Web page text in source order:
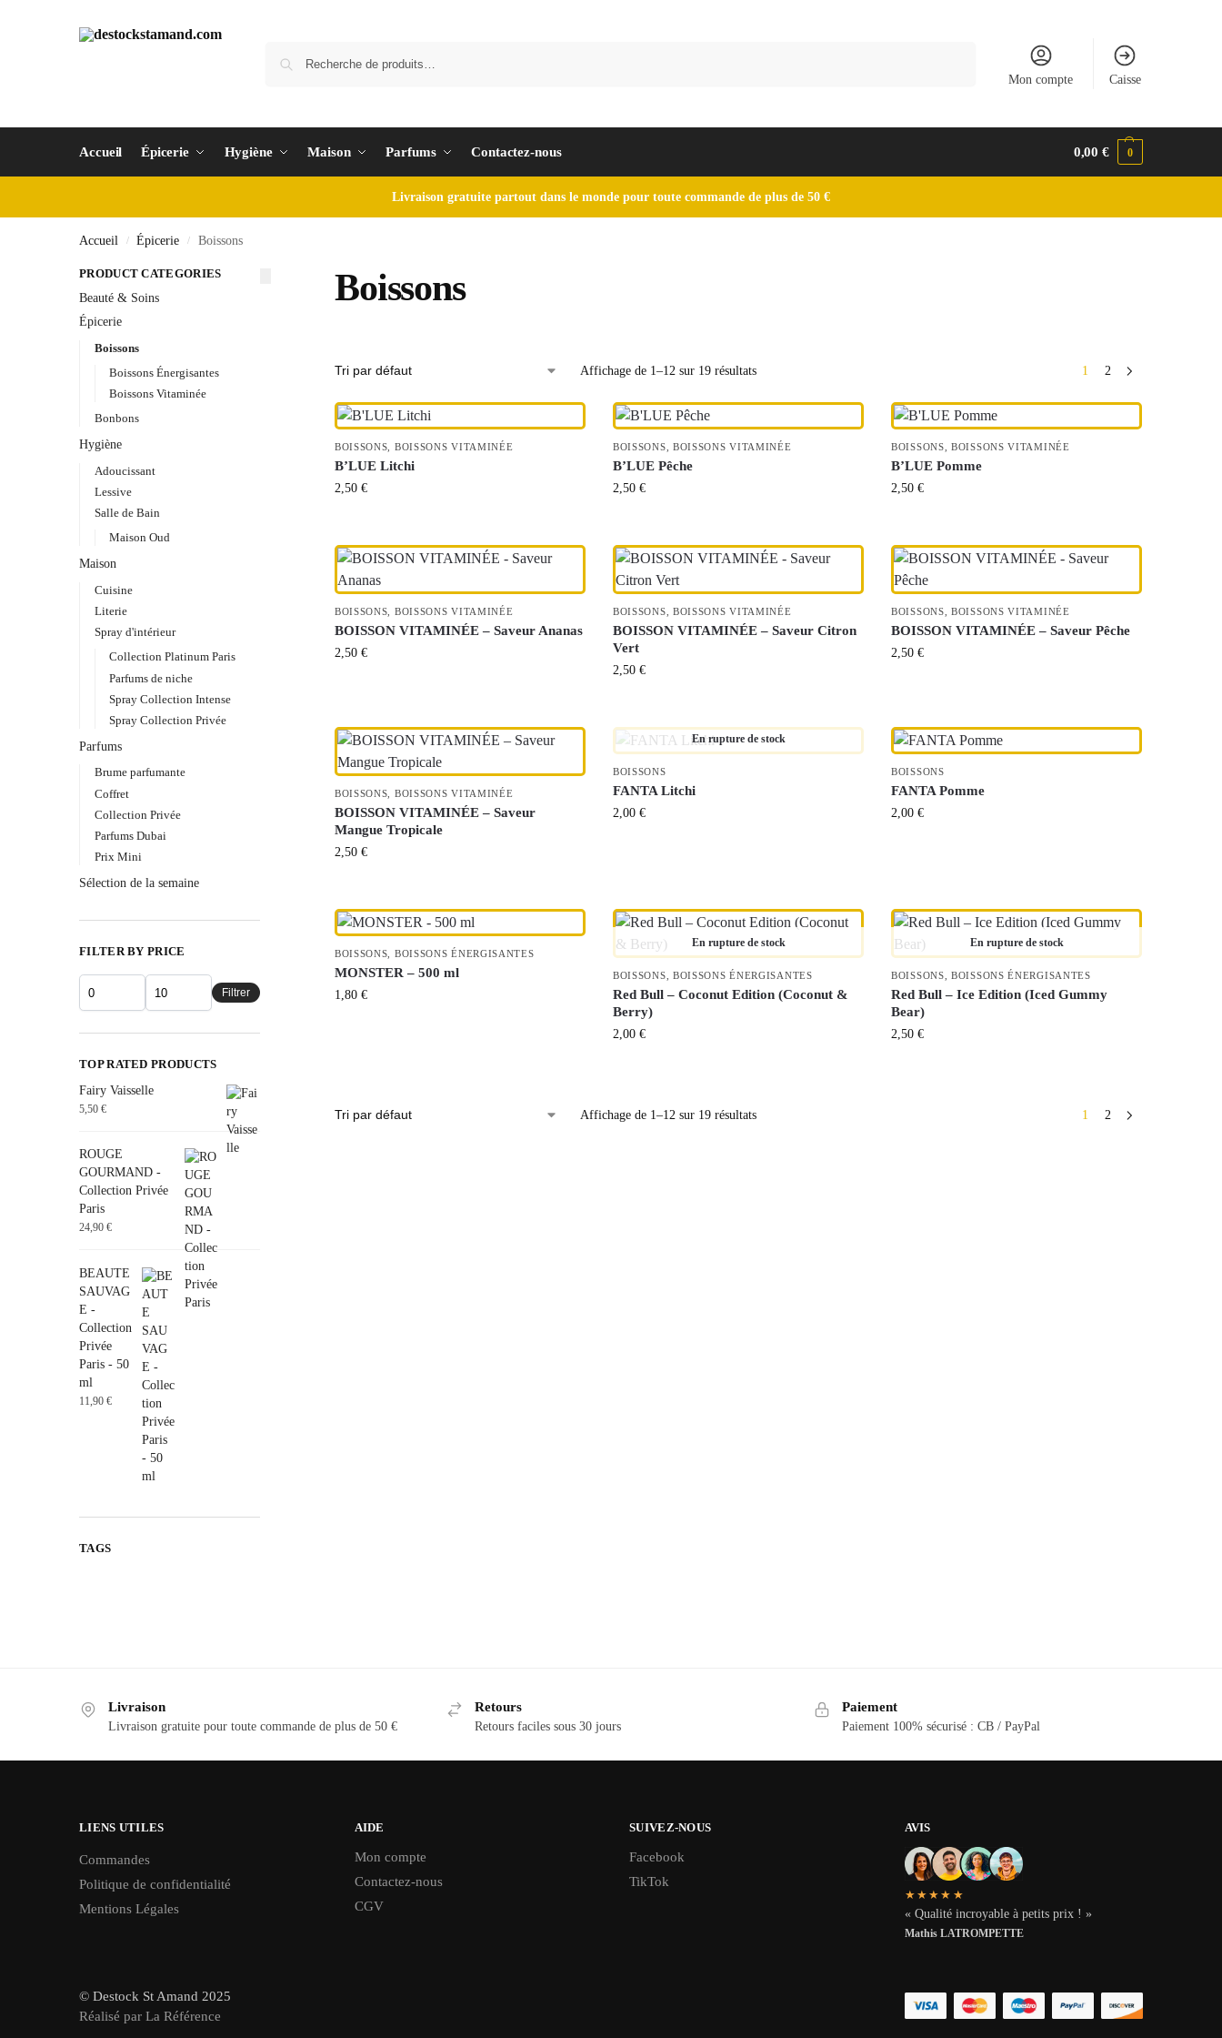
Mon compte Caisse
Accueil Épicerie Hygiène Maison Parfums Contactez-nous 0,00€ 0
Livraison gratuite partout dans le monde pour toute commande de plus de 50 €
Accueil / Épicerie / Boissons
Boissons
Affichage de 1–12 sur 19 résultats 1 2
BOISSONS BOISSONS VITAMINÉE
B’LUE Litchi
2,50 €
BOISSONS BOISSONS VITAMINÉE
B’LUE Pêche
2,50 €
BOISSONS ,BOISSONS VITAMINÉE
B’LUE Pomme
2,50€
BOISSONS BOISSONS VITAMINÉE
BOISSON VITAMINÉE – Saveur Ananas
2,50 €
BOISSONS BOISSONS VITAMINÉE
BOISSON VITAMINÉE – Saveur Citron
Vert
2,50 €
BOISSONS ,BOISSONS VITAMINÉE
BOISSON VITAMINÉE – Saveur Pêche
2,50€
BOISSONS BOISSONS VITAMINÉE
BOISSON VITAMINÉE – Saveur
Mangue Tropicale
2,50 €
En rupture de stock
BOISSONS
FANTA Litchi
2,00 €
BOISSONS
FANTA Pomme
2,00€
BOISSONS BOISSONS ÉNERGISANTES
MONSTER – 500 ml
1,80 €
En rupture de stock
BOISSONS BOISSONS ÉNERGISANTES
Red Bull – Coconut Edition (Coconut &
Berry)
2,00 €
En rupture de stock
BOISSONS ,BOISSONS ÉNERGISANTES
Red Bull – Ice Edition (Iced Gummy
Bear)
2,50€
Affichage de 1–12 sur 19 résultats 1 2
PRODUCT CATEGORIES
Beauté & Soins
Épicerie
Boissons
Boissons Énergisantes
Boissons Vitaminée
Bonbons
Hygiène
Adoucissant
Lessive
Salle de Bain
Maison Oud
Maison
Cuisine
Literie
Spray d'intérieur
Collection Platinum Paris
Parfums de niche
Spray Collection Intense
Spray Collection Privée
Parfums
Brume parfumante
Coffret
Collection Privée
Parfums Dubai
Prix Mini
Sélection de la semaine
FILTER BY PRICE
Filtrer
TOP RATED PRODUCTS
Fairy Vaisselle
5,50 €
ROUGE
GOURMAND -
Collection Privée
Paris
24,90 €
BEAUTE
SAUVAG
E -
Collection
Privée
Paris - 50
ml
11,90 €
TAGS
Livraison
Livraison gratuite pour toute commande de plus de 50 €
Retours
Retours faciles sous 30 jours
Paiement
Paiement 100% sécurisé : CB / PayPal
LIENS UTILES
Commandes
Politique de confidentialité
Mentions Légales
AIDE
Mon compte
Contactez-nous
CGV
SUIVEZ-NOUS
Facebook
TikTok
AVIS
★★★★★
« Qualité incroyable à petits prix ! »
Mathis LATROMPETTE
© Destock St Amand 2025
Réalisé par La Référence